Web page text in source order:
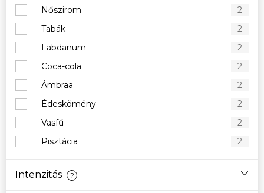
Nőszirom
2
Tabák
2
Labdanum
2
Coca-cola
2
Ámbraa
2
Édeskömény
2
Vasfű
2
Pisztácia
2
Intenzitás ?